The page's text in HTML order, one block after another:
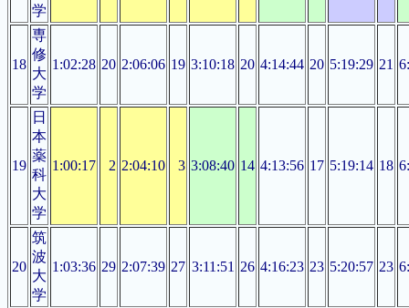
学
18
専
修
大
学
1:02:28 20 2:06:06 19 3:10:18 20 4:14:44 20 5:19:29 21
19
日
本
薬
科
大
学
1:00:17 2 2:04:10 3 3:08:40 14 4:13:56 17 5:19:14 18
20
筑
波
大
学
1:03:36 29 2:07:39 27 3:11:51 26 4:16:23 23 5:20:57 23